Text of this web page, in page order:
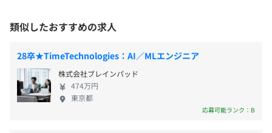
当社のITエンジニア／ソフトウェアエンジニアが、開発工
を幅広く支援しております。
研修を通じて実務に向けた成長ができます。当社はこれま
支給対象：35歳未満かつ管理監督職でない方全員
（新卒の方は基本的に支給対象になります。一人暮らし有
無等は関係ありません）
・各種勉強会（技術系、ビジネス系）
・オンライン英会話
メンター制度の有無
あり
キャリアコンサルティング制度の有無及びその内容
・入社3年後よりキャリア面談を実施し、面談対応者は面
ど、最先端領域や社会に必要不可欠なプロジェクト
にも携わりながら成長できる環境があります。
類似したおすすめの求人
28卒★TimeTechnologies：AI／MLエンジニア
株式会社ブレインパッド
474万円
東京都
応募可能ランク：B